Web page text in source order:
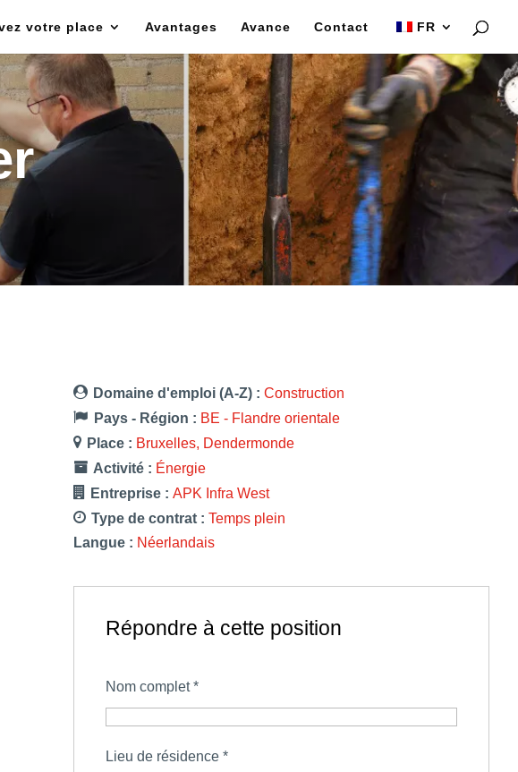
votre place Avantages Avance Contact FR
Domaine d'emploi (A-Z) :Construction
Pays - Région : BE - Flandre orientale
Place : Bruxelles Dendermonde
Activité : Énergie
Entreprise :APK Infra West
Type de contrat :Temps plein
Langue : Néerlandais
Répondre à cette position
Nom complet*
Lieu de résidence*